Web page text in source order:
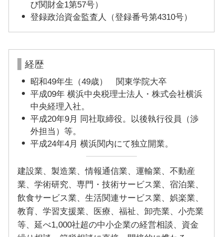
び関財金1第57号）
登録政治資金監査人（登録番号第4310号）
経歴
昭和49年生（49歳） 関東学院大卒
平成09年 横浜中央税理士法人・株式会社横浜
中央経理入社。
平成20年9月 同社取締役。以後執行役員（渉
外担当）等。
平成24年4月 横浜関内にて独立開業。
建設業、製造業、情報通信業、運輸業、不動産
業、学術研究、専門・技術サービス業、宿泊業、
飲食サービス業、生活関連サービス業、娯楽業、
教育、学習支援業、医療、福祉、卸売業、小売業
等、延べ1,000社超の中小企業の経営相談、資金